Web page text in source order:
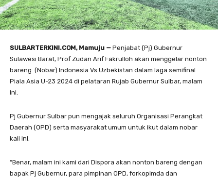
SULBARTERKINI.COM, Mamuju — Penjabat (Pj) Gubernur
Sulawesi Barat, Prof Zudan Arif Fakrulloh akan menggelar nonton
bareng (Nobar) Indonesia Vs Uzbekistan dalam laga semifinal
Piala Asia U-23 2024 di pelataran Rujab Gubernur Sulbar, malam
ini.
Pj Gubernur Sulbar pun mengajak seluruh Organisasi Perangkat
Daerah (OPD) serta masyarakat umum untuk ikut dalam nobar
kali ini.
“Benar, malam ini kami dari Dispora akan nonton bareng dengan
bapak Pj Gubernur, para pimpinan OPD, forkopimda dan